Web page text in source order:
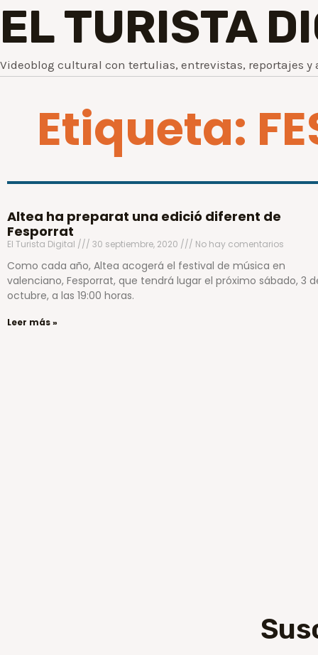
EL TURISTA
Videoblog cultural con tertulias, entrevistas, reportajes y
Etiqueta:
Altea ha preparat una edició diferent de
Fesporrat
El Turista Digital 30 septiembre, 2020 No hay comentarios
Como cada año, Altea acogerá el festival de música en
valenciano, Fesporrat, que tendrá lugar el próximo sábado, 3
octubre, a las 19:00 horas.
Leer más »